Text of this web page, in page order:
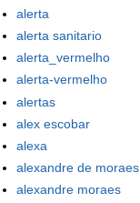
alerta
alerta sanitario
alerta_vermelho
alerta-vermelho
alertas
alex escobar
alexa
alexandre de moraes
alexandre moraes